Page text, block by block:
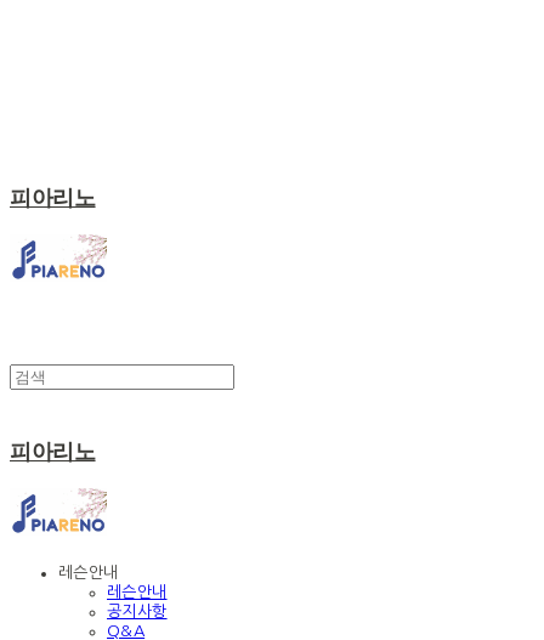
피아리노
피아리노
레슨안내
레슨안내
공지사항
Q&A